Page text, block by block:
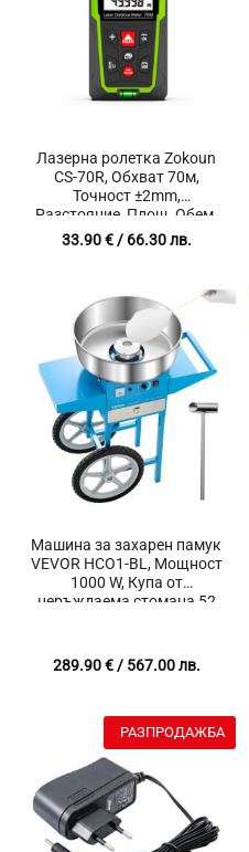
Лазерна ролетка Zokoun
CS-70R, Обхват 70м,
Точност ±2mm,
Разстояние, Площ, Обем,
LCD екран, Питагорова
теорема, Водна нивелация,
33.90€/ 66.30 лв.
Машина за захарен памук
VEVOR HCO1-BL, Мощност
1000 W, Купа от
неръждаема стомана 52
289.90€/ 567.00 лв.
РАЗПРОДАЖБА